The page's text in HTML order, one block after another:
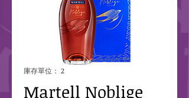
庫存單位： 2
Martell Noblige